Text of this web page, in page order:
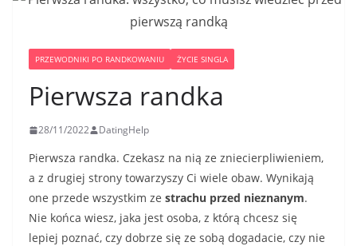
PRZEWODNIKI PO RANDKOWANIU ŻYCIE SINGLA
Pierwsza randka
28/11/2022 DatingHelp
Pierwsza randka. Czekasz na nią ze zniecierpliwieniem,
a z drugiej strony towarzyszy Ci wiele obaw. Wynikają
one przede wszystkim ze strachu przed nieznanym.
Nie końca wiesz, jaka jest osoba, z którą chcesz się
lepiej poznać, czy dobrze się ze sobą dogadacie, czy nie